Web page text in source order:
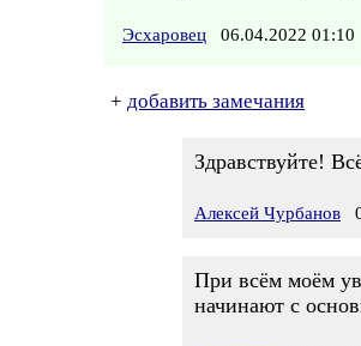
Эсхаровец 06.04.2022 01:10
+ добавить замечания
Здравствуйте!
Алексей Чурбанов
При всём моём
начинают с